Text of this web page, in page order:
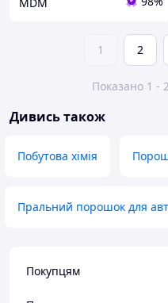
1 2
Показано 1 -
Дивись також
Побутова хімія
Пральний порошок для
Покупцям